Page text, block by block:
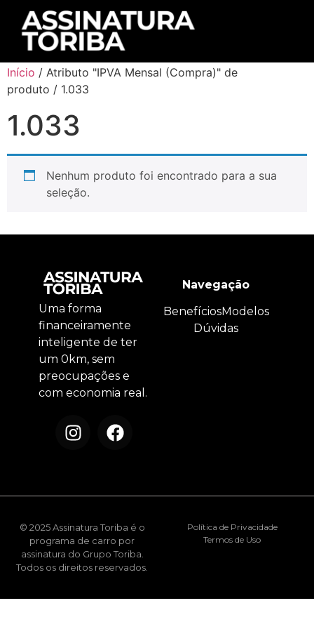
Início / Atributo "IPVA Mensal (Compra)" de
produto / 1.033
1.033
Nenhum produto foi encontrado para a sua
seleção.
Uma forma
financeiramente
inteligente de ter
um 0km, sem
preocupações e
com economia real.
Navegação
BenefíciosModelos
Dúvidas
© 2025 Assinatura Toriba é o
programa de carro por
assinatura do Grupo Toriba.
Todos os direitos reservados.
Política de Privacidade
Termos de Uso